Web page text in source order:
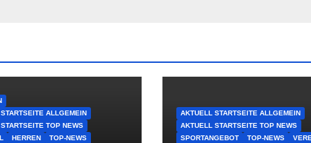
ALLGEMEIN
TOP NEWS
HERREN TOP-NEWS
AKTUELL STARTSEITE ALLGEMEIN
AKTUELL STARTSEITE TOP NEWS
SPORTANGEBOT
TOP-NEWS